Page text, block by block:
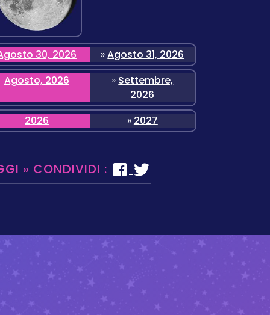
30, 2026 »Agosto 31, 2026
Agosto, 2026
» Settembre,
2026
2026
» 2027
» CONDIVIDI :